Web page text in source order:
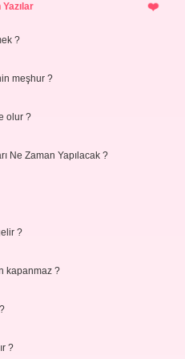
Yazılar
?
meşhur ?
olur ?
Ne Zaman Yapılacak ?
?
kapanmaz ?
?